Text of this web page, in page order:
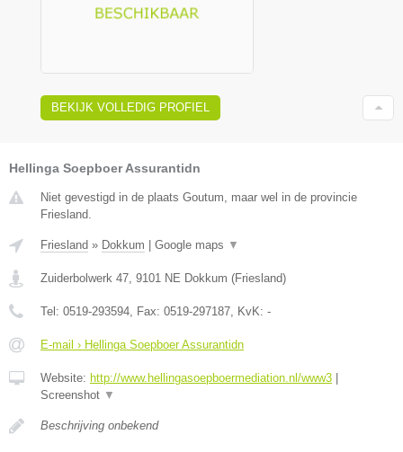
BEKIJK VOLLEDIG PROFIEL
Hellinga Soepboer Assurantidn
Niet gevestigd in de plaats Goutum, maar wel in de provincie
Friesland.
Friesland » Dokkum | Google maps ▼
Zuiderbolwerk 47 9101 NE Dokkum (Friesland)
Tel: 0519-293594 , Fax: 0519-297187 , KvK: -
E-mail › Hellinga Soepboer Assurantidn
Website: http://www.hellingasoepboermediation.nl/www3 |
Screenshot ▼
Beschrijving onbekend